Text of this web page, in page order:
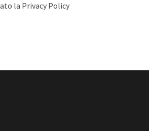
la Privacy Policy